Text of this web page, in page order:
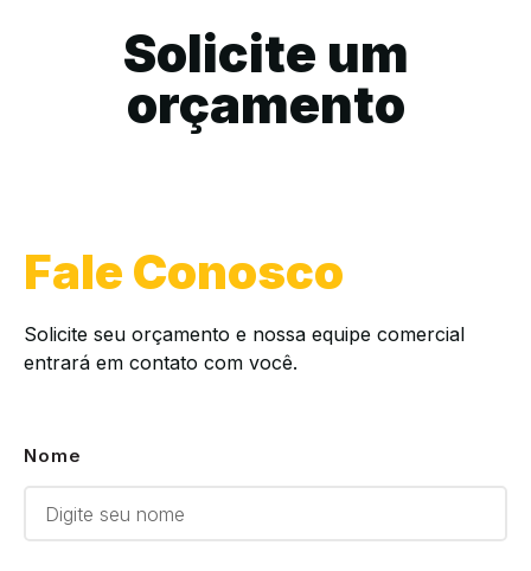
Solicite um
orçamento
Fale Conosco
Solicite seu orçamento e nossa equipe comercial
entrará em contato com você.
Nome